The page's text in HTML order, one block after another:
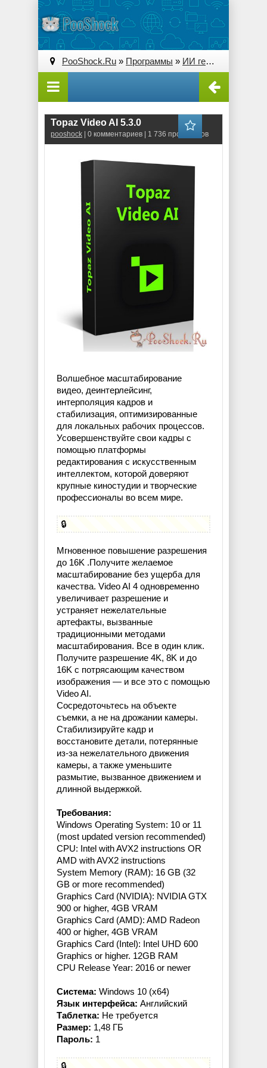
PooShock.Ru » Программы » ИИ генерации и преобразования
Topaz Video AI 5.3.0
pooshock | 0 комментариев | 1 736 просмотров
Волшебное масштабирование
видео, деинтерлейсинг,
интерполяция кадров и
стабилизация, оптимизированные
для локальных рабочих процессов.
Усовершенствуйте свои кадры с
помощью платформы
редактирования с искусственным
интеллектом, которой доверяют
крупные киностудии и творческие
профессионалы во всем мире.
🔒
Мгновенное повышение разрешения
до 16K .Получите желаемое
масштабирование без ущерба для
качества. Video AI 4 одновременно
увеличивает разрешение и
устраняет нежелательные
артефакты, вызванные
традиционными методами
масштабирования. Все в один клик.
Получите разрешение 4K, 8K и до
16K с потрясающим качеством
изображения — и все это с помощью
Video AI.
Сосредоточьтесь на объекте
съемки, а не на дрожании камеры.
Стабилизируйте кадр и
восстановите детали, потерянные
из-за нежелательного движения
камеры, а также уменьшите
размытие, вызванное движением и
длинной выдержкой.
Требования:
Windows Operating System: 10 or 11
(most updated version recommended)
CPU: Intel with AVX2 instructions OR
AMD with AVX2 instructions
System Memory (RAM): 16 GB (32
GB or more recommended)
Graphics Card (NVIDIA): NVIDIA GTX
900 or higher, 4GB VRAM
Graphics Card (AMD): AMD Radeon
400 or higher, 4GB VRAM
Graphics Card (Intel): Intel UHD 600
Graphics or higher. 12GB RAM
CPU Release Year: 2016 or newer
Система: Windows 10 (x64)
Язык интерфейса: Английский
Таблетка: Не требуется
Размер: 1,48 ГБ
Пароль: 1
🔒